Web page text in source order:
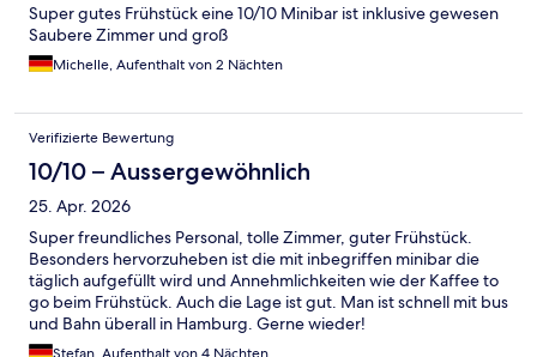
Super gutes Frühstück eine 10/10 Minibar ist inklusive gewesen
Saubere Zimmer und groß
Michelle, Aufenthalt von 2 Nächten
Verifizierte Bewertung
10/10 – Aussergewöhnlich
25. Apr. 2026
Super freundliches Personal, tolle Zimmer, guter Frühstück.
Besonders hervorzuheben ist die mit inbegriffen minibar die
täglich aufgefüllt wird und Annehmlichkeiten wie der Kaffee to
go beim Frühstück. Auch die Lage ist gut. Man ist schnell mit bus
und Bahn überall in Hamburg. Gerne wieder!
Stefan, Aufenthalt von 4 Nächten